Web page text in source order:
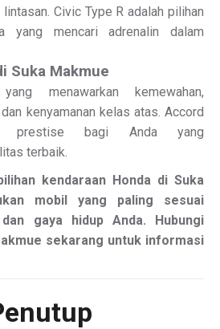
Civic Type R adalah pilihan
yang mencari adrenalin dalam
Suka Makmue
menawarkan kemewahan,
kenyamanan kelas atas. Accord
prestise bagi Anda yang
terbaik.
kendaraan Honda di Suka
mobil yang paling sesuai
gaya hidup Anda. Hubungi
sekarang untuk informasi